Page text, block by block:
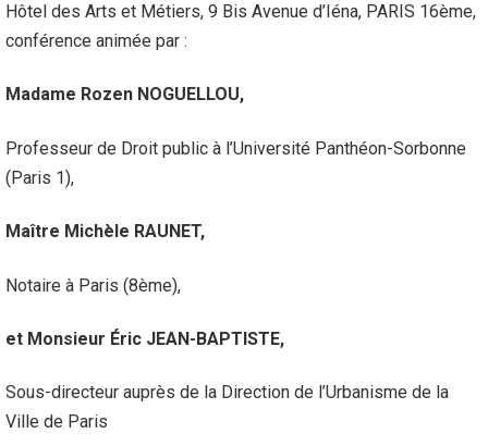
Hôtel des Arts et Métiers, 9 Bis Avenue d’Iéna, PARIS 16ème,
conférence animée par :
Madame Rozen NOGUELLOU,
Professeur de Droit public à l’Université Panthéon-Sorbonne
(Paris 1),
Maître Michèle RAUNET,
Notaire à Paris (8ème),
et Monsieur Éric JEAN-BAPTISTE,
Sous-directeur auprès de la Direction de l’Urbanisme de la
Ville de Paris